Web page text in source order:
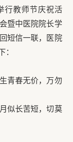
行教师节庆祝活
暨中医院院长学
短信一联，医院
：
青春无价，万勿
似长苦短，切莫